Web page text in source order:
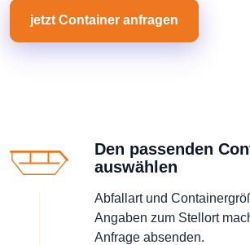
jetzt Container anfragen
Den passenden
auswählen
Abfallart und
Angaben zum Stellort
Anfrage absenden.